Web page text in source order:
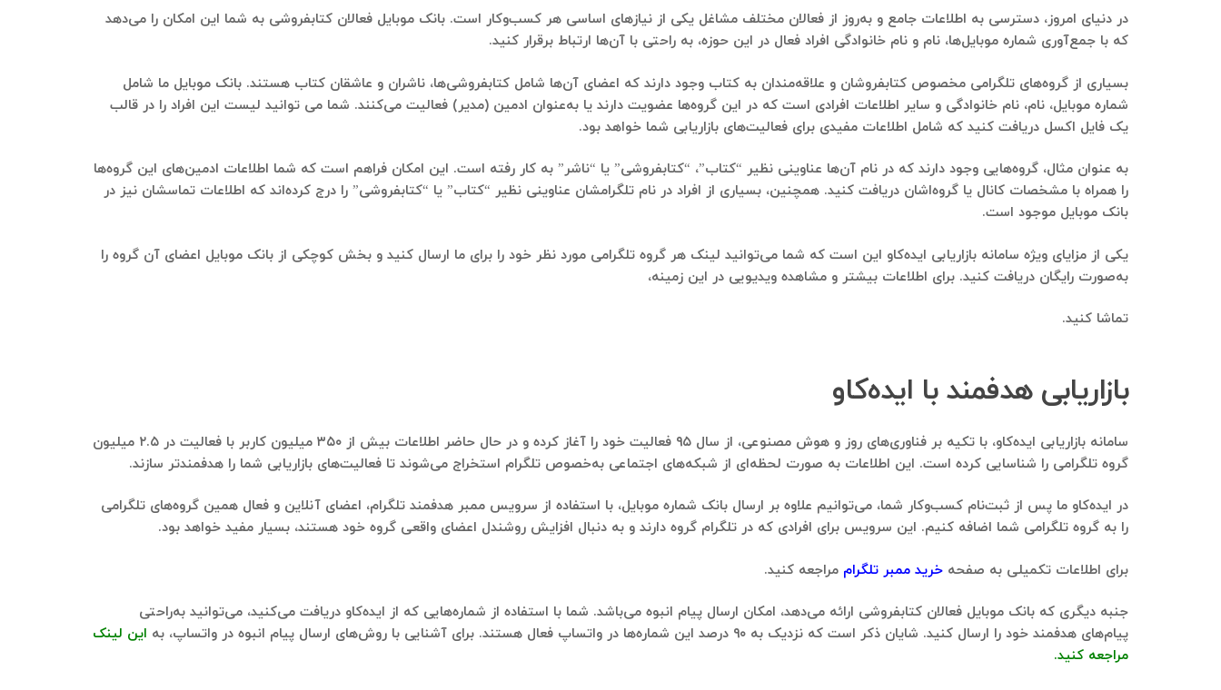
در دنیای امروز، دسترسی به اطلاعات جامع و به‌روز از فعالان مختلف مشاغل یکی از نیازهای اساسی هر کسب‌وکار است. بانک موبایل فعالان کتابفروشی به شما این امکان را می‌دهد
که با جمع‌آوری شماره موبایل‌ها، نام و نام خانوادگی افراد فعال در این حوزه، به راحتی با آن‌ها ارتباط برقرار کنید.
بسیاری از گروه‌های تلگرامی مخصوص کتابفروشان و علاقه‌مندان به کتاب وجود دارند که اعضای آن‌ها شامل کتابفروشی‌ها، ناشران و عاشقان کتاب هستند. بانک موبایل ما شامل
شماره موبایل، نام، نام خانوادگی و سایر اطلاعات افرادی است که در این گروه‌ها عضویت دارند یا به‌عنوان ادمین (مدیر) فعالیت می‌کنند. شما می توانید لیست این افراد را در قالب
یک فایل اکسل دریافت کنید که شامل اطلاعات مفیدی برای فعالیت‌های بازاریابی شما خواهد بود.
به عنوان مثال، گروه‌هایی وجود دارند که در نام آن‌ها عناوینی نظیر “کتاب”، “کتابفروشی” یا “ناشر” به کار رفته است. این امکان فراهم است که شما اطلاعات ادمین‌های این گروه‌ها
را همراه با مشخصات کانال یا گروه‌اشان دریافت کنید. همچنین، بسیاری از افراد در نام تلگرامشان عناوینی نظیر “کتاب” یا “کتابفروشی” را درج کرده‌اند که اطلاعات تماسشان نیز در
بانک موبایل موجود است.
یکی از مزایای ویژه سامانه بازاریابی ایده‌کاو این است که شما می‌توانید لینک هر گروه تلگرامی مورد نظر خود را برای ما ارسال کنید و بخش کوچکی از بانک موبایل اعضای آن گروه را
به‌صورت رایگان دریافت کنید. برای اطلاعات بیشتر و مشاهده ویدیویی در این زمینه،
تماشا کنید.
بازاریابی هدفمند با ایده‌کاو
سامانه بازاریابی ایده‌کاو، با تکیه بر فناوری‌های روز و هوش مصنوعی، از سال ۹۵ فعالیت خود را آغاز کرده و در حال حاضر اطلاعات بیش از ۳۵۰ میلیون کاربر با فعالیت در ۲.۵ میلیون
گروه تلگرامی را شناسایی کرده است. این اطلاعات به صورت لحظه‌ای از شبکه‌های اجتماعی به‌خصوص تلگرام استخراج می‌شوند تا فعالیت‌های بازاریابی شما را هدفمندتر سازند.
در ایده‌کاو ما پس از ثبت‌نام کسب‌وکار شما، می‌توانیم علاوه بر ارسال بانک‌ شماره موبایل، با استفاده از سرویس ممبر هدفمند تلگرام، اعضای آنلاین و فعال همین گروه‌های تلگرامی
را به گروه تلگرامی شما اضافه کنیم. این سرویس برای افرادی که در تلگرام گروه دارند و به دنبال افزایش روشندل اعضای واقعی گروه خود هستند، بسیار مفید خواهد بود.
برای اطلاعات تکمیلی به صفحه خرید ممبر تلگرام مراجعه کنید.
جنبه دیگری که بانک موبایل فعالان کتابفروشی ارائه می‌دهد، امکان ارسال پیام انبوه می‌باشد. شما با استفاده از شماره‌هایی که از ایده‌کاو دریافت می‌کنید، می‌توانید به‌راحتی
پیام‌های هدفمند خود را ارسال کنید. شایان ذکر است که نزدیک به ۹۰ درصد این شماره‌ها در واتساپ فعال هستند. برای آشنایی با روش‌های ارسال پیام انبوه در واتساپ، به
این لینک
مراجعه کنید.